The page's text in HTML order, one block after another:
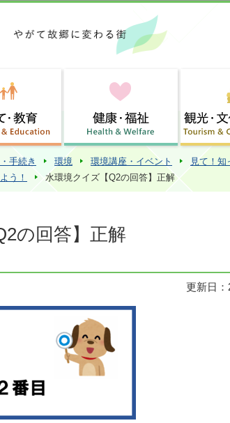
このページの本文へ
手続き 環境 環境講座・イベント
見て！知
う！
水環境クイズ【Q2の回答】正解
の回答】正解
更新日：